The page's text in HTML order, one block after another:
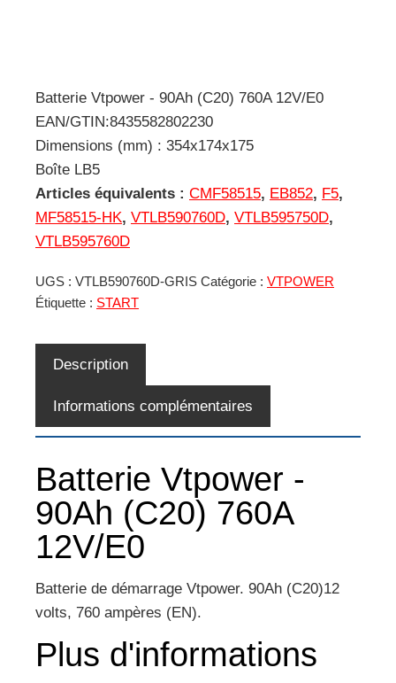
Batterie Vtpower - 90Ah (C20) 760A 12V/E0
EAN/GTIN:8435582802230
Dimensions (mm) : 354x174x175
Boîte LB5
Articles équivalents : CMF58515, EB852, F5,
MF58515-HK, VTLB590760D, VTLB595750D,
VTLB595760D
UGS : VTLB590760D-GRIS Catégorie : VTPOWER
Étiquette : START
Description
Informations complémentaires
Batterie Vtpower -
90Ah (C20) 760A
12V/E0
Batterie de démarrage Vtpower. 90Ah (C20)12
volts, 760 ampères (EN).
Plus d'informations